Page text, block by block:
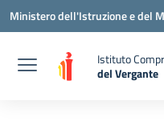
Vai ai contenuti
Vai al menu di navigazione
Vai al footer
Ministero dell'Istruzione e del
Istituto
del Vergante
— Visita la